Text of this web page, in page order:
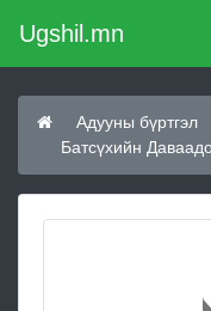
Ugshil.mn
Адууны бүртгэл
Батсүхийн